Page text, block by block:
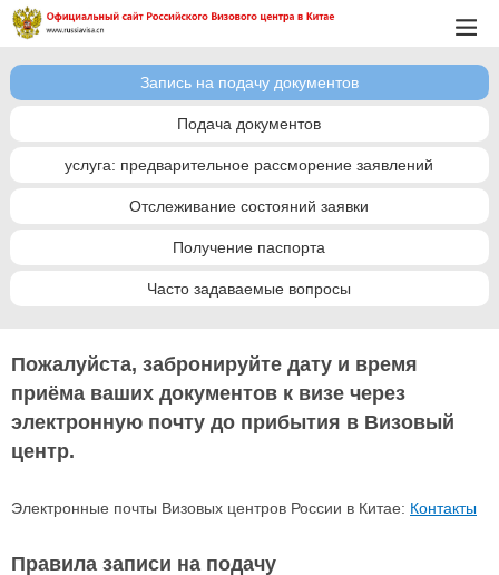
Запись на подачу документов
Подача документов
услуга: предварительное рассморение заявлений
Отслеживание состояний заявки
Получение паспорта
Часто задаваемые вопросы
Пожалуйста, забронируйте дату и время
приёма ваших документов к визе через
электронную почту до прибытия в Визовый
центр.
Электронные почты Визовых центров России в Китае: Контакты
Правила записи на подачу